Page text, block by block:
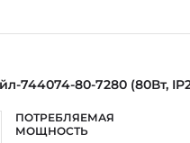
744074-80-7280 (80Вт,